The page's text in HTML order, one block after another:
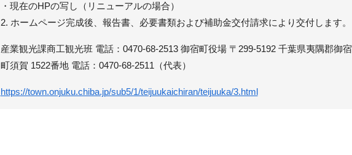
・現在のHPの写し（リニューアルの場合）
2. ホームページ完成後、報告書、必要書類および補助金交付請求により交付します。
産業観光課商工観光班 電話：0470-68-2513 御宿町役場 〒299-5192 千葉県夷隅郡御宿
町須賀 1522番地 電話：0470-68-2511（代表）
https://town.onjuku.chiba.jp/sub5/1/teijuukaichiran/teijuuka/3.html